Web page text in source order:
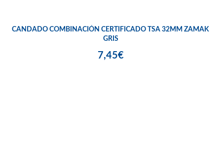
CANDADO COMBINACIÓN CERTIFICADO TSA 32MM ZAMAK
GRIS
7,45€